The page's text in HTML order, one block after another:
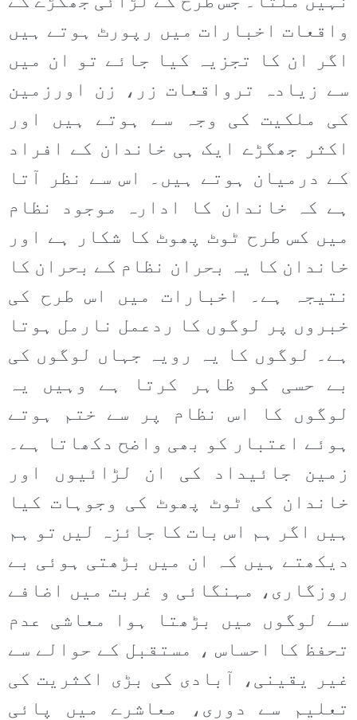
واقعات اخبارات میں رپورٹ ہوتے ہیں
اگر ان کا تجزیہ کیا جائے تو ان میں
سے زیادہ ترواقعات زر، زن اورزمین
کی ملکیت کی وجہ سے ہوتے ہیں اور
اکثر جھگڑے ایک ہی خاندان کے افراد
کے درمیان ہوتے ہیں۔ اس سے نظر آتا
ہے کہ خاندان کا ادارہ موجود نظام
میں کس طرح ٹوٹ پھوٹ کا شکار ہے اور
خاندان کا یہ بحران نظام کے بحران کا
نتیجہ ہے۔ اخبارات میں اس طرح کی
خبروں پر لوگوں کا ردعمل نارمل ہوتا
ہے۔ لوگوں کا یہ رویہ جہاں لوگوں کی
بے حسی کو ظاہر کرتا ہے وہیں یہ
لوگوں کا اس نظام پر سے ختم ہوتے
ہوئے اعتبار کو بھی واضح دکھاتا ہے۔
زمین جائیداد کی ان لڑائیوں اور
خاندان کی ٹوٹ پھوٹ کی وجوہات کیا
ہیں اگر ہم اس بات کا جائزہ لیں تو ہم
دیکھتے ہیں کہ ان میں بڑھتی ہوئی بے
روزگاری، مہنگائی و غربت میں اضافے
سے لوگوں میں بڑھتا ہوا معاشی عدم
تحفظ کا احساس ، مستقبل کے حوالے سے
غیر یقینی، آبادی کی بڑی اکثریت کی
تعلیم سے دوری، معاشرے میں پائی